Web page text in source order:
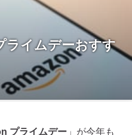
ライムデーおすす
プライムデー 」が今年も